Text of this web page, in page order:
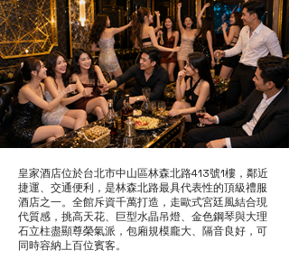
皇家酒店位於台北市中山區林森北路413號1樓，鄰近
捷運、交通便利，是林森北路最具代表性的頂級禮服
酒店之一。全館斥資千萬打造，走歐式宮廷風結合現
代質感，挑高天花、巨型水晶吊燈、金色鋼琴與大理
石立柱盡顯尊榮氣派，包廂規模龐大、隔音良好，可
同時容納上百位賓客。